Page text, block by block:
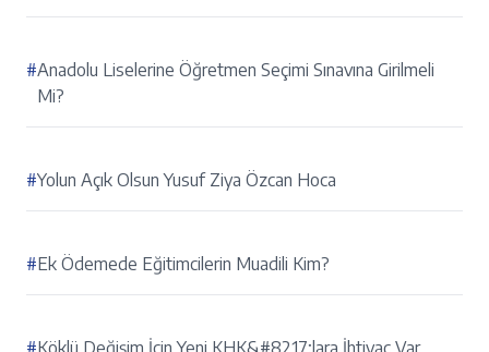
#Anadolu Liselerine Öğretmen Seçimi Sınavına Girilmeli
Mi?
#Yolun Açık Olsun Yusuf Ziya Özcan Hoca
#Ek Ödemede Eğitimcilerin Muadili Kim?
#Köklü Değişim İçin Yeni KHK&#8217;lara İhtiyaç Var